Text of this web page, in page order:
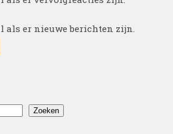
als er nieuwe berichten zijn.
Zoeken